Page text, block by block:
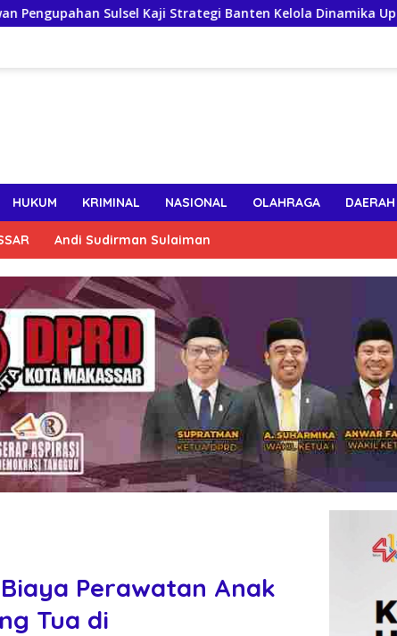
Sulsel Kaji Strategi Banten Kelola Dinamika Upah dan Investasi
HUKUM KRIMINAL NASIONAL OLAHRAGA DAERAH
Andi Sudirman Sulaiman
Perawatan Anak
Tua di